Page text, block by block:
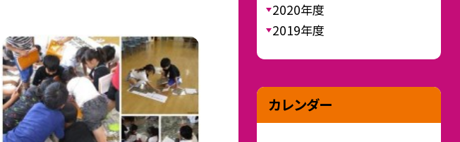
2020年度
2019年度
カレンダー